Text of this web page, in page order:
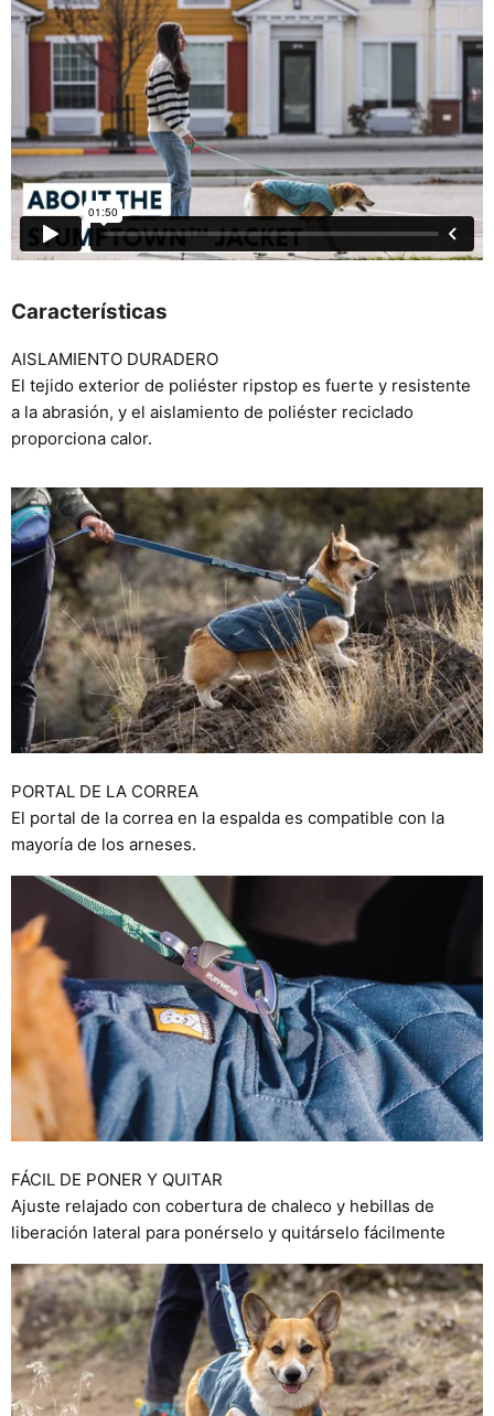
Características
AISLAMIENTO DURADERO
El tejido exterior de poliéster ripstop es fuerte y resistente
a la abrasión, y el aislamiento de poliéster reciclado
proporciona calor.
PORTAL DE LA CORREA
El portal de la correa en la espalda es compatible con la
mayoría de los arneses.
FÁCIL DE PONER Y QUITAR
Ajuste relajado con cobertura de chaleco y hebillas de
liberación lateral para ponérselo y quitárselo fácilmente